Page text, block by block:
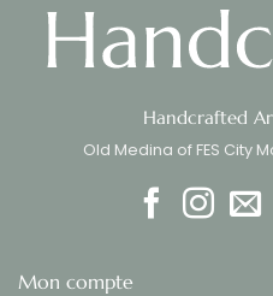
Handcrafted
Old Medina of FES City
Mon compte